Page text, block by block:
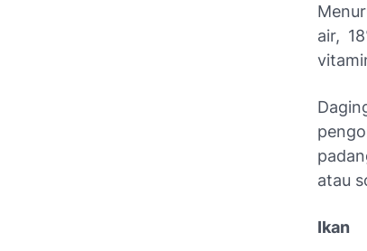
air,
atau
Ikan